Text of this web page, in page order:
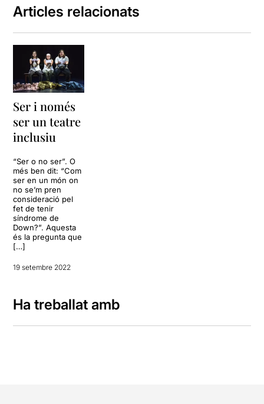
Articles relacionats
Ser i només
ser un teatre
inclusiu
“Ser o no ser”. O
més ben dit: “Com
ser en un món on
no se’m pren
consideració pel
fet de tenir
síndrome de
Down?”. Aquesta
és la pregunta que
[…]
19 setembre 2022
Ha treballat amb